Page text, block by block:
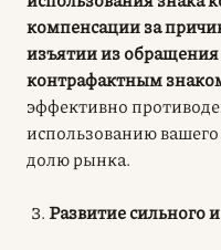
компенсации за
изъятии из
контрафактным
эффективно
использованию
долю рынка.
Развитие сильного